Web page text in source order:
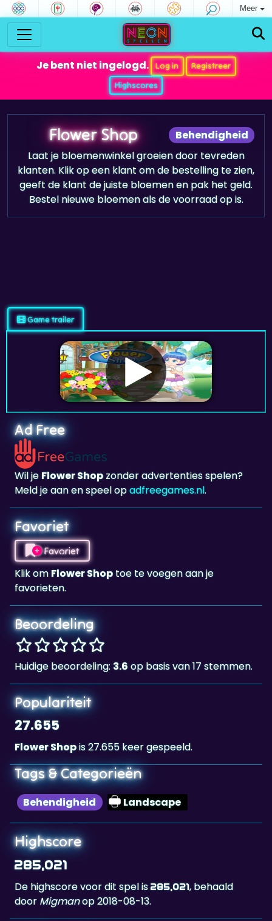
Meer
Je bent niet ingelogd. Log in
Registreer
Highscores
Behendigheid
Flower Shop
Laat je bloemenwinkel groeien door tevreden
klanten. Klik op een klant om de bestelling te zien,
geeft de klant de juiste bloemen en pak het geld.
Bestel nieuwe bloemen als de voorraad op is.
Ad Free
Wil je Flower Shop
Meld je aan en speel op
Favoriet
Favoriet
Klik omFlower Shop
favorieten.
Beoordeling
Huidige beoordeling:
Populariteit
27.655
Flower Shopis 27.655 keer gespeeld.
Tags & Categorieën
Behendigheid Landscape
Highscore
285,021
De highscore voor dit spel is
doorMigman
Highscores